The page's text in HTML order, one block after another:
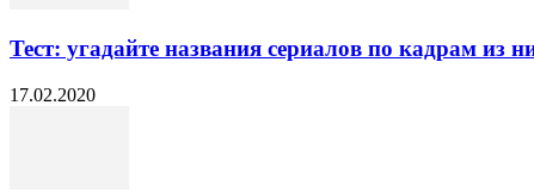
Тест: угадайте названия сериалов по кадрам из
17.02.2020